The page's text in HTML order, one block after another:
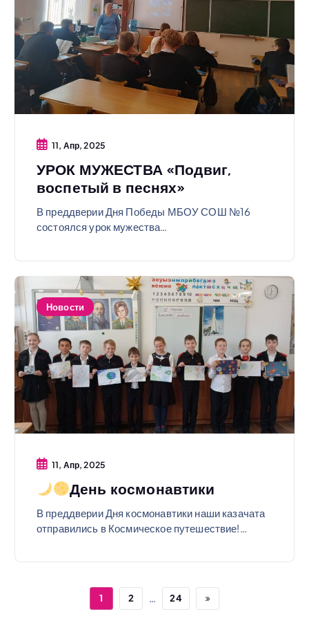
11, Апр, 2025
УРОК МУЖЕСТВА «Подвиг,
воспетый в песнях»
В преддверии Дня Победы МБОУ СОШ №16
состоялся урок мужества…
Новости
11, Апр, 2025
День космонавтики
В преддверии Дня космонавтики наши казачата
отправились в Космическое путешествие!…
1 2 … 24